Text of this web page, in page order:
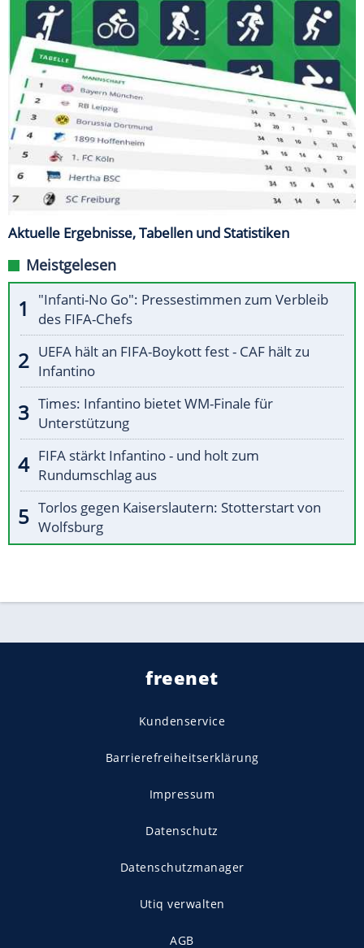
Aktuelle Ergebnisse, Tabellen und Statistiken
Meistgelesen
"Infanti-No Go": Pressestimmen zum Verbleib
des FIFA-Chefs
UEFA hält an FIFA-Boykott fest - CAF hält zu
Infantino
Times: Infantino bietet WM-Finale für
Unterstützung
FIFA stärkt Infantino - und holt zum
Rundumschlag aus
Torlos gegen Kaiserslautern: Stotterstart von
Wolfsburg
freenet
Kundenservice
Barrierefreiheitserklärung
Impressum
Datenschutz
Datenschutzmanager
Utiq verwalten
AGB